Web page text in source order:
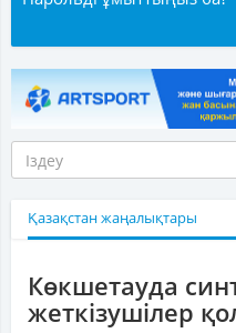
Қазақстан жаңалықтары
Көкшетауда
жеткізушілер